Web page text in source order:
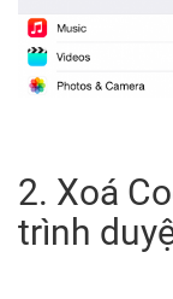
2. Xoá
trình